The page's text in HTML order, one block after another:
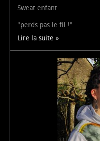
Sweat enfant
"perds pas le fil !"
Lire la suite